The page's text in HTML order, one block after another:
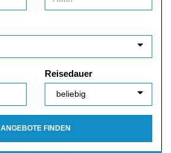
Reisedauer
ANGEBOTE FINDEN